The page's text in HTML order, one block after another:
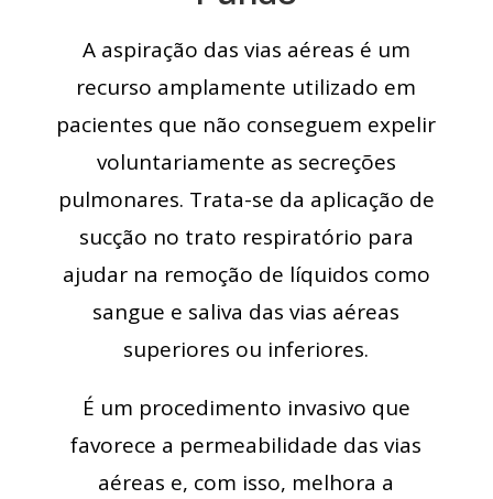
A aspiração das vias aéreas é um
recurso amplamente utilizado em
pacientes que não conseguem expelir
voluntariamente as secreções
pulmonares. Trata-se da aplicação de
sucção no trato respiratório para
ajudar na remoção de líquidos como
sangue e saliva das vias aéreas
superiores ou inferiores.
É um procedimento invasivo que
favorece a permeabilidade das vias
aéreas e, com isso, melhora a